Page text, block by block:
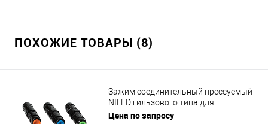
ПОХОЖИЕ ТОВАРЫ (8)
Зажим соединительный прессуемый
NILED гильзового типа для
соединения СИП на ответвлениях
Цена по запросу